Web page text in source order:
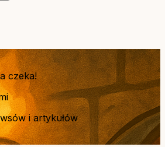
czeka!
i artykułów